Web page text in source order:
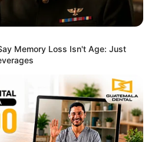
Memory Loss Isn't Age: Just